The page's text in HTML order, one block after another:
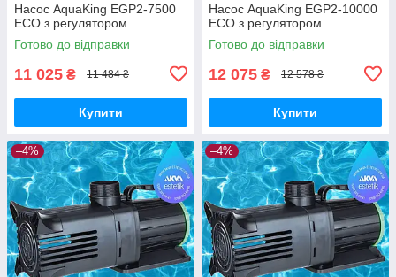
Насос AquaKing EGP2-7500
ECO з регулятором
Готово до відправки
11 025 ₴ 11 484 ₴
Купити
Насос AquaKing EGP2-10000
ECO з регулятором
Готово до відправки
12 075 ₴ 12 578 ₴
Купити
–4% –4%